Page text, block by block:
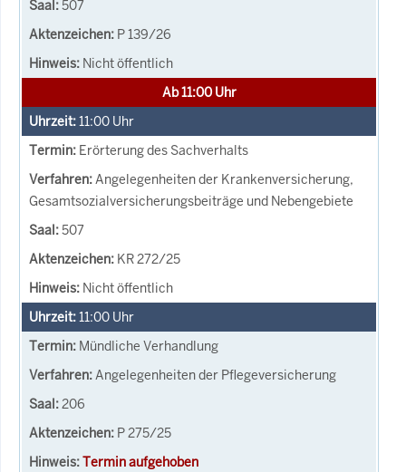
507
P 139/26
Nicht öffentlich
Ab 11:00 Uhr
11:00 Uhr
Erörterung des Sachverhalts
Angelegenheiten der Krankenversicherung,
Gesamtsozialversicherungsbeiträge und Nebengebiete
507
KR 272/25
Nicht öffentlich
11:00 Uhr
Mündliche Verhandlung
Angelegenheiten der Pflegeversicherung
206
P 275/25
Termin aufgehoben